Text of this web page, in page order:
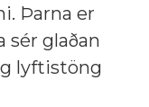
Þarna er
sér glaðan
lyftistöng